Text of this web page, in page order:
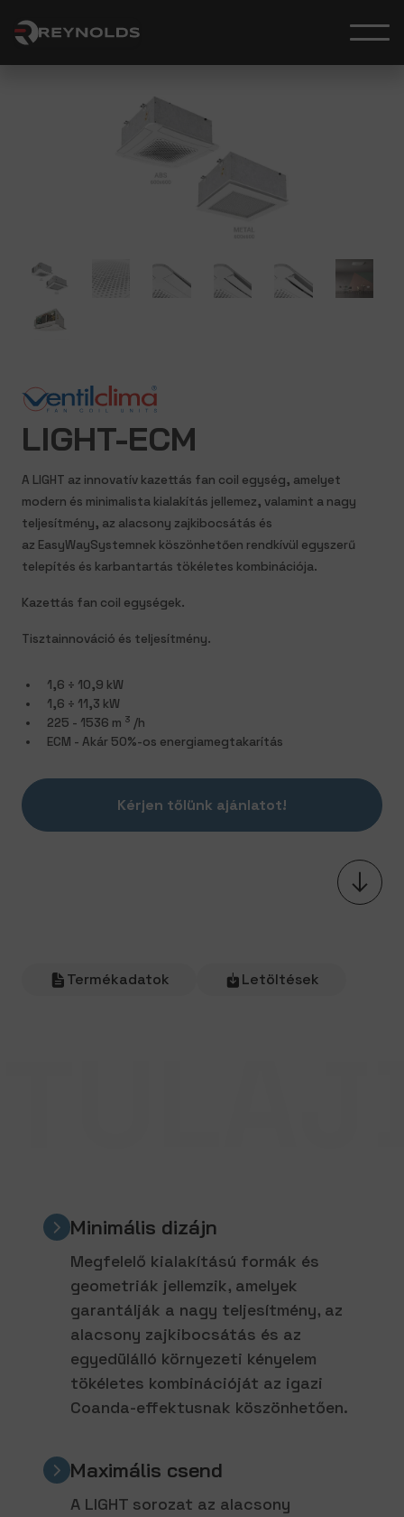
LIGHT-ECM
A LIGHT az innovatív kazettás fan coil egység, amelyet
modern és minimalista kialakítás jellemez, valamint a nagy
teljesítmény, az alacsony zajkibocsátás és
az EasyWaySystemnek köszönhetően rendkívül egyszerű
telepítés és karbantartás tökéletes kombinációja.
Kazettás fan coil egységek.
Tisztainnováció és teljesítmény.
1,6 ÷ 10,9 kW
1,6 ÷ 11,3 kW
225 - 1536 m 3 /h
ECM - Akár 50%-os energiamegtakarítás
Kérjen tőlünk ajánlatot!
Termékadatok Letöltések
Minimális dizájn
Megfelelő kialakítású formák és
geometriák jellemzik, amelyek
garantálják a nagy teljesítmény, az
alacsony zajkibocsátás és az
egyedülálló környezeti kényelem
tökéletes kombinációját az igazi
Coanda-effektusnak köszönhetően.
Maximális csend
A LIGHT sorozat az alacsony